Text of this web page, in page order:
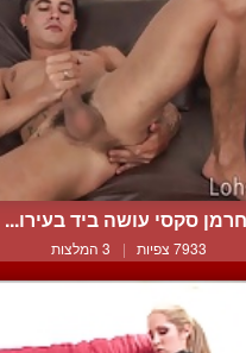
חרמן סקסי עושה ביד בעירו...
7933 צפיות | 3 המלצות